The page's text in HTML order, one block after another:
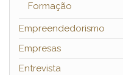
Formação
Empreendedorismo
Empresas
Entrevista